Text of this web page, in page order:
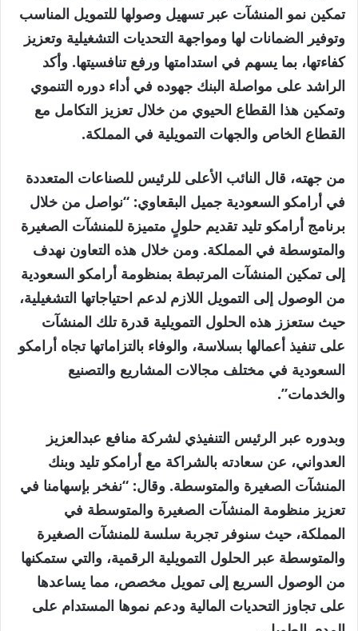
تمكين نمو المنشآت عبر تسهيل وصولها للتمويل المناسب
وتوفير الضمانات لها ومواجهة التحديات التشغيلية وتعزيز
كفاءتها، بما يسهم في استدامتها ورفع تنافسيتها. وأكد
الراشد على مواصلة البنك جهوده في أداء دوره التنموي
وتمكين هذا القطاع الحيوي من خلال تعزيز التكامل مع
القطاع الخاص والجهات التمويلية في المملكة.
من جهته، قال النائب الأعلى للرئيس للصناعات المتعددة
في أرامكو السعودية جميل البقعاوي: “نواصل من خلال
برنامج أرامكو تليد تقديم حلولٍ متميزة للمنشآت الصغيرة
والمتوسطة في المملكة. ومن خلال هذه التعاون نهدف
إلى تمكين المنشآت المرتبطة بمنظومة أرامكو السعودية
من الوصول إلى التمويل اللازم لدعم احتياجاتها التشغيلية،
حيث ستعزز هذه الحلول التمويلية قدرة تلك المنشآت
على تنفيذ أعمالها بسلاسة، والوفاء بالتزاماتها تجاه أرامكو
السعودية في مختلف مجالات المشاريع والتصنيع
والخدمات”.
وبدوره عبر الرئيس التنفيذي لشركة منافع عبدالعزيز
العدواني، عن سعادته بالشراكة مع أرامكو تليد وبنك
المنشآت الصغيرة والمتوسطة. وقال: “نفخر بإسهامنا في
تعزيز منظومة المنشآت الصغيرة والمتوسطة في
المملكة، حيث سنوفر تجربة سلسة للمنشآت الصغيرة
والمتوسطة عبر الحلول التمويلية الرقمية، والتي ستمكنها
من الوصول السريع إلى تمويل مخصص، مما يساعدها
على تجاوز التحديات المالية ودعم نموها المستدام على